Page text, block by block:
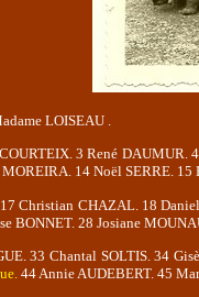
LOISEAU .
3 René DAUMUR.
14 Noël SERRE.
Christian CHAZAL. 18
BONNET. 28 Josiane
33 Chantal SOLTIS. 34
44 Annie AUDEBERT. 45